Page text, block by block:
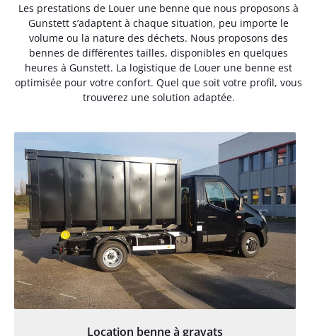
Les prestations de Louer une benne que nous proposons à
Gunstett s’adaptent à chaque situation, peu importe le
volume ou la nature des déchets. Nous proposons des
bennes de différentes tailles, disponibles en quelques
heures à Gunstett. La logistique de Louer une benne est
optimisée pour votre confort. Quel que soit votre profil, vous
trouverez une solution adaptée.
Location benne à gravats